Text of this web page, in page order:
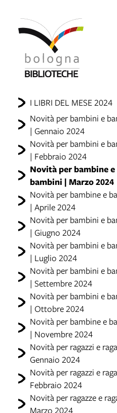
I LIBRI DEL MESE 2024
Novità per bambini e
| Gennaio 2024
Novità per bambini e
| Febbraio 2024
Novità per bambine e
bambini | Marzo 2024
Novità per bambine e
| Aprile 2024
Novità per bambini e
| Giugno 2024
Novità per bambini e
| Luglio 2024
Novità per bambini e
| Settembre 2024
Novità per bambini e
| Ottobre 2024
Novità per bambine e
| Novembre 2024
Novità per ragazzi e
Gennaio 2024
Novità per ragazzi e
Febbraio 2024
Novità per ragazze e
Marzo 2024